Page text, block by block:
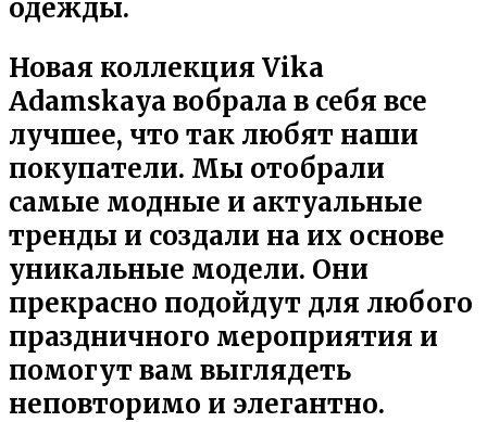
одежды.
Новая коллекция Vika
Adamskaya вобрала в себя все
лучшее, что так любят наши
покупатели. Мы отобрали
самые модные и актуальные
тренды и создали на их основе
уникальные модели. Они
прекрасно подойдут для любого
праздничного мероприятия и
помогут вам выглядеть
неповторимо и элегантно.